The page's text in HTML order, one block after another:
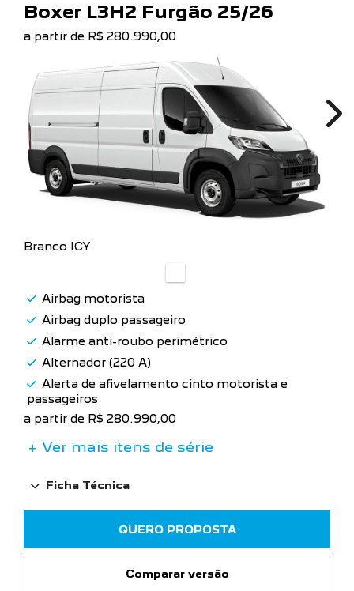
Boxer L3H2 Furgão 25/26
a partir de R$ 280.990,00
Branco ICY
Airbag motorista
Airbag duplo passageiro
Alarme anti-roubo perimétrico
Alternador (220 A)
Alerta de afivelamento cinto motorista e
passageiros
a partir de R$ 280.990,00
+ Ver mais itens de série
Ficha Técnica
QUERO PROPOSTA
Comparar versão